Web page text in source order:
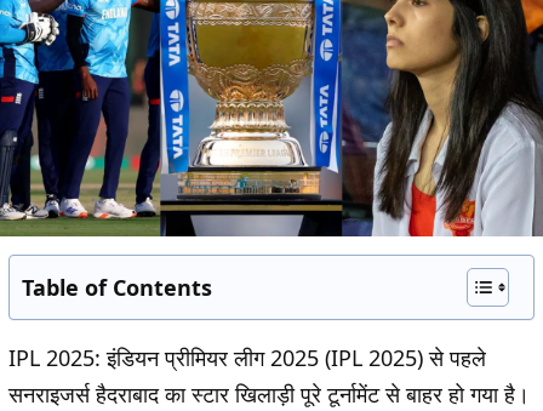
Table of Contents
IPL 2025: इंडियन प्रीमियर लीग 2025 (IPL 2025) से पहले
सनराइजर्स हैदराबाद का स्टार खिलाड़ी पूरे टूर्नामेंट से बाहर हो गया है।